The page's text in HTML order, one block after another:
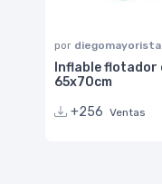
por diegomayorista
Inflable flotador
65x70cm
+256 Ventas